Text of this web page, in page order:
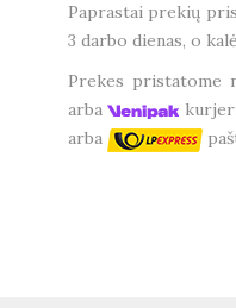
Paprastai prekių
3 darbo dienas, o
Prekes
arba
arba